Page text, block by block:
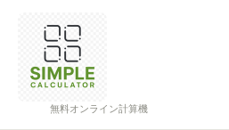
無料オンライン計算機